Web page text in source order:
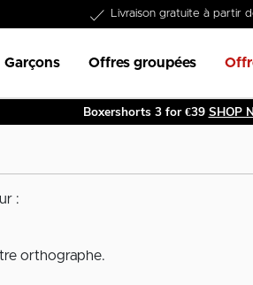
Livraison gratuite à partir
Garçons Offres groupées
Boxershorts 3 for €39 SHOP
:
orthographe.